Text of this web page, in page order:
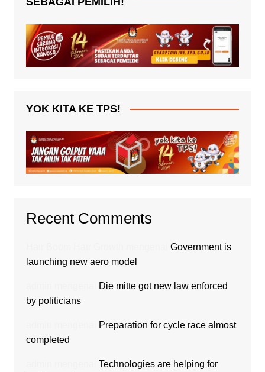
YOK KITA KE TPS!
Recent Comments
Government is
launching new aero model
Die mitte got new law enforced
by politicians
Preparation for cycle race almost
completed
Technologies are helping for